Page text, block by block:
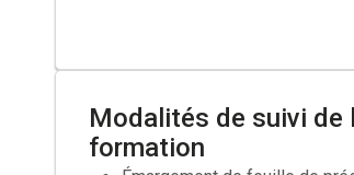
Modalités de suivi de
formation